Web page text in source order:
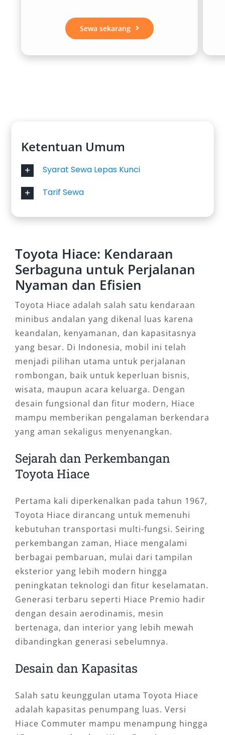
Sewa sekarang
Ketentuan Umum
Syarat Sewa Lepas Kunci
Tarif Sewa
Toyota Hiace: Kendaraan
Serbaguna untuk Perjalanan
Nyaman dan Efisien
Toyota Hiace adalah salah satu kendaraan
minibus andalan yang dikenal luas karena
keandalan, kenyamanan, dan kapasitasnya
yang besar. Di Indonesia, mobil ini telah
menjadi pilihan utama untuk perjalanan
rombongan, baik untuk keperluan bisnis,
wisata, maupun acara keluarga. Dengan
desain fungsional dan fitur modern, Hiace
mampu memberikan pengalaman berkendara
yang aman sekaligus menyenangkan.
Sejarah dan Perkembangan
Toyota Hiace
Pertama kali diperkenalkan pada tahun 1967,
Toyota Hiace dirancang untuk memenuhi
kebutuhan transportasi multi-fungsi. Seiring
perkembangan zaman, Hiace mengalami
berbagai pembaruan, mulai dari tampilan
eksterior yang lebih modern hingga
peningkatan teknologi dan fitur keselamatan.
Generasi terbaru seperti Hiace Premio hadir
dengan desain aerodinamis, mesin
bertenaga, dan interior yang lebih mewah
dibandingkan generasi sebelumnya.
Desain dan Kapasitas
Salah satu keunggulan utama Toyota Hiace
adalah kapasitas penumpang luas. Versi
Hiace Commuter mampu menampung hingga